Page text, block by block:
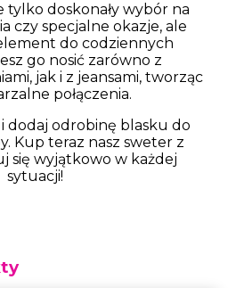
doskonały wybór na
czy specjalne okazje, ale
do codziennych
go nosić zarówno z
jak i z jeansami, tworząc
połączenia.
i dodaj odrobinę blasku do
Kup teraz nasz sweter z
się wyjątkowo w każdej
sytuacji!